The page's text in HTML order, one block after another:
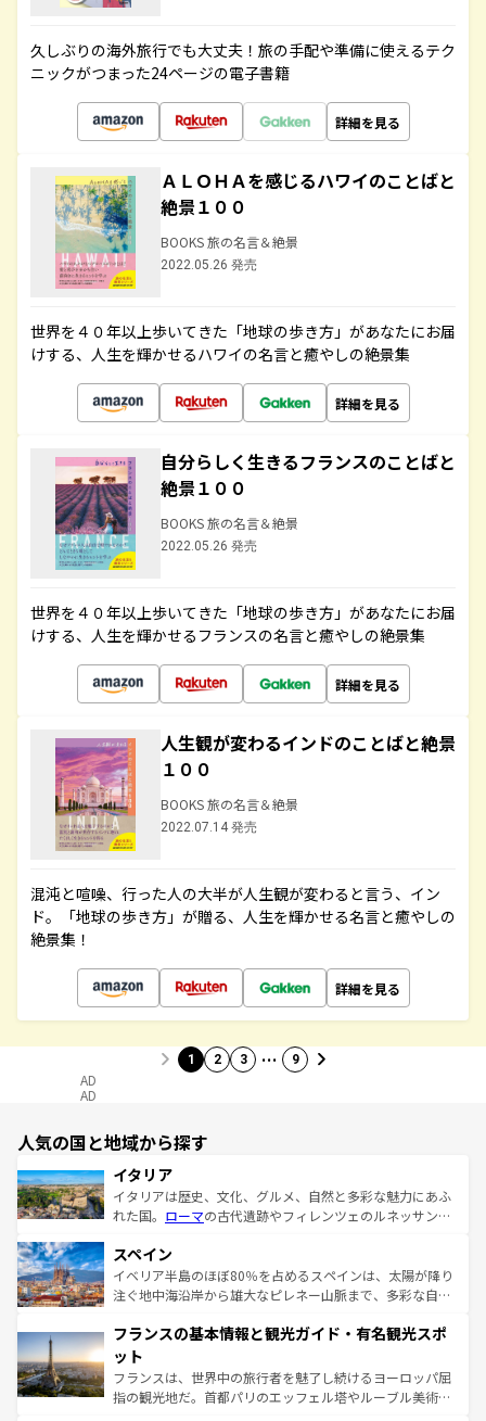
久しぶりの海外旅行でも大丈夫！旅の手配や準備に使えるテク
ニックがつまった24ページの電子書籍
詳細を見る
ＡＬＯＨＡを感じるハワイのことばと
絶景１００
BOOKS 旅の名言＆絶景
2022.05.26 発売
世界を４０年以上歩いてきた「地球の歩き方」があなたにお届
けする、人生を輝かせるハワイの名言と癒やしの絶景集
詳細を見る
自分らしく生きるフランスのことばと
絶景１００
BOOKS 旅の名言＆絶景
2022.05.26 発売
世界を４０年以上歩いてきた「地球の歩き方」があなたにお届
けする、人生を輝かせるフランスの名言と癒やしの絶景集
詳細を見る
人生観が変わるインドのことばと絶景
１００
BOOKS 旅の名言＆絶景
2022.07.14 発売
混沌と喧噪、行った人の大半が人生観が変わると言う、イン
ド。「地球の歩き方」が贈る、人生を輝かせる名言と癒やしの
絶景集！
詳細を見る
1 2 3 … 9
AD
AD
人気の国と地域から探す
イタリア
イタリアは歴史、文化、グルメ、自然と多彩な魅力にあふ
れた国。 ローマの古代遺跡やフィレンツェのルネッサンス
ろん、トスカーナの美しい田園風景やアマルフィ海岸の絶
景など、自然景観も見逃せない。観光の合間には、本場の
ピザやパスタなど、絶品のイタリア料理を堪能することも
ませてくれるイタリアで、忘れられない旅をしてみよう！
なお、新着のイタリア情報は
しい。
スペイン
イベリア半島のほぼ80％を占めるスペインは、太陽が降り
注ぐ地中海沿岸から雄大なピレネー山脈まで、多彩な自然
文化が根付くこの国では、情熱的なフラメンコ、熱気あふ
れる闘牛、そして美味しいタパスが生活の一部となってい
る。首都マドリードの洗練された雰囲気や、バルセロナの
アートに溢れた街角から、地方では古代ローマ遺跡や中世
フランスの基本情報と観光ガイド・有名観光スポ
ット
フランスは、世界中の旅行者を魅了し続けるヨーロッパ屈
指の観光地だ。首都パリのエッフェル塔やルーブル美術館